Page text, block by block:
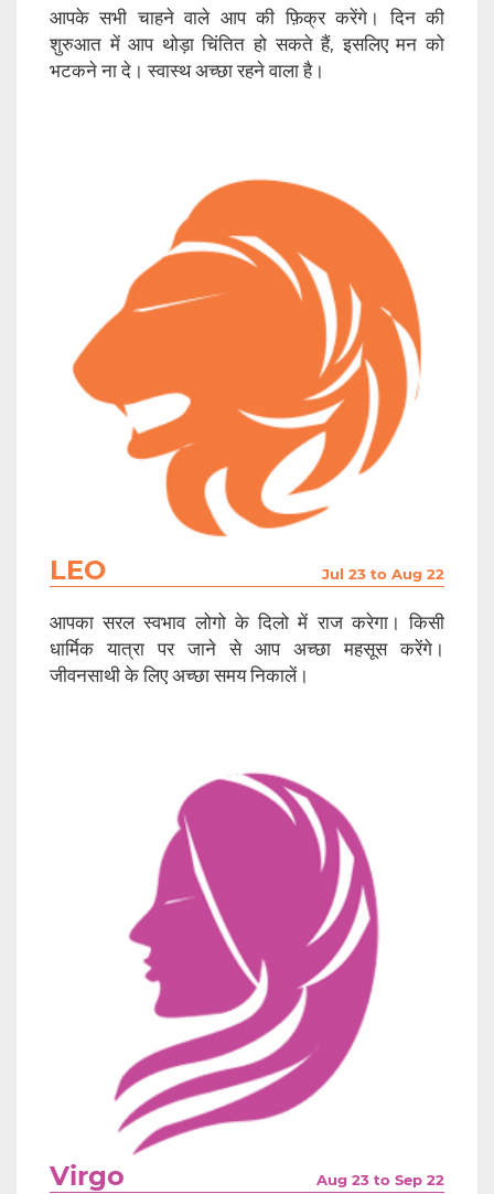
आपके सभी चाहने वाले आप की फ़िक्र करेंगे। दिन की
शुरुआत में आप थोड़ा चिंतित हो सकते हैं, इसलिए मन को
भटकने ना दे। स्वास्थ अच्छा रहने वाला है।
LEO Jul 23 to Aug 22
आपका सरल स्वभाव लोगो के दिलो में राज करेगा। किसी
धार्मिक यात्रा पर जाने से आप अच्छा महसूस करेंगे।
जीवनसाथी के लिए अच्छा समय निकालें।
Virgo Aug 23 to Sep 22